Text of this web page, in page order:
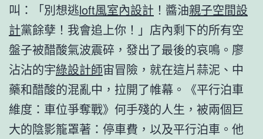
叫：「別想逃loft風室內設計 ！醬油親子空間設
計黨餘孽！我會追上你！」店內剩下的所有空
盤子被醋酸氣波震碎，發出了最後的哀鳴。廖
沾沾的宇綠設計師宙冒險，就在這片蒜泥、中
藥和醋酸的混亂中，拉開了帷幕。《平行泊車
維度：車位爭奪戰》何手殘的人生，被兩個巨
大的陰影籠罩著：停車費，以及平行泊車。他